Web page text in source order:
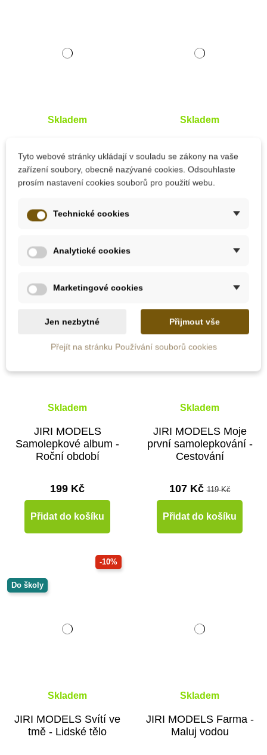
Skladem
světa - velká
bludišťárna
Skladem
Razítkování prstíky -
Raketa
Skladem
JIRI MODELS
Samolepkové album -
Roční období
199 Kč
Přidat do košíku
Skladem
JIRI MODELS Moje
první samolepkování -
Cestování
107 Kč119 Kč
Přidat do košíku
-10%
Do školy
Skladem
JIRI MODELS Svítí ve
tmě - Lidské tělo
Skladem
JIRI MODELS Farma -
Maluj vodou
Tyto webové stránky ukládají v souladu se zákony na vaše
zařízení soubory, obecně nazývané cookies. Odsouhlaste
prosím nastavení cookies souborů pro použití webu.
Technické cookies
Analytické cookies
Marketingové cookies
Jen nezbytné Přijmout vše
Přejít na stránku Používání souborů cookies